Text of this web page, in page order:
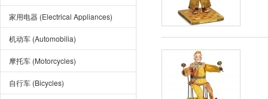
家用电器 (Electrical Appliances)
机动车 (Automobilia)
摩托车 (Motorcycles)
自行车 (Bicycles)